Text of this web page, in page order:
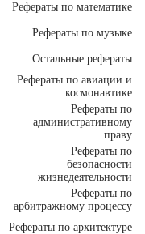
Рефераты по математике
Рефераты по музыке
Остальные рефераты
Рефераты по авиации и
космонавтике
Рефераты по
административному
праву
Рефераты по
безопасности
жизнедеятельности
Рефераты по
арбитражному процессу
Рефераты по архитектуре